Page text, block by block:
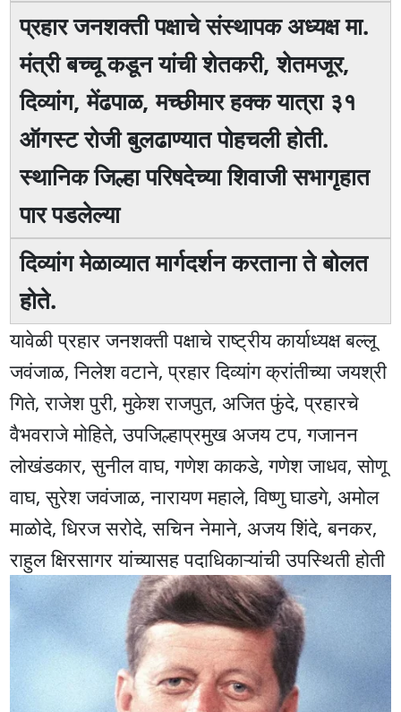
प्रहार जनशक्ती पक्षाचे संस्थापक अध्यक्ष मा.
मंत्री बच्चू कडून यांची शेतकरी, शेतमजूर,
दिव्यांग, मेंढपाळ, मच्छीमार हक्क यात्रा ३१
ऑगस्ट रोजी बुलढाण्यात पाेहचली हाेती.
स्थानिक जिल्हा परिषदेच्या शिवाजी सभागृहात
पार पडलेल्या
दिव्यांग मेळाव्यात मार्गदर्शन करताना ते बाेलत
हाेते.
यावेळी प्रहार जनशक्ती पक्षाचे राष्ट्रीय कार्याध्यक्ष बल्लू
जवंजाळ, निलेश वटाने, प्रहार दिव्यांग क्रांतीच्या जयश्री
गिते, राजेश पुरी, मुकेश राजपुत, अजित फुंदे, प्रहारचे
वैभवराजे मोहिते, उपजिल्हाप्रमुख अजय टप, गजानन
लोखंडकार, सुनील वाघ, गणेश काकडे, गणेश जाधव, सोणू
वाघ, सुरेश जवंजाळ, नारायण महाले, विष्णु घाडगे, अमोल
माळोदे, धिरज सरोदे, सचिन नेमाने, अजय शिंदे, बनकर,
राहुल क्षिरसागर यांच्यासह पदाधिकाऱ्यांची उपस्थिती होती